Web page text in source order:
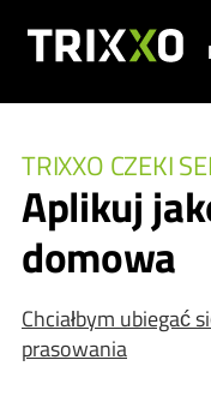
TRIXXO CZEKI
Aplikuj
domowa
Chciałbym ubiegać
prasowania